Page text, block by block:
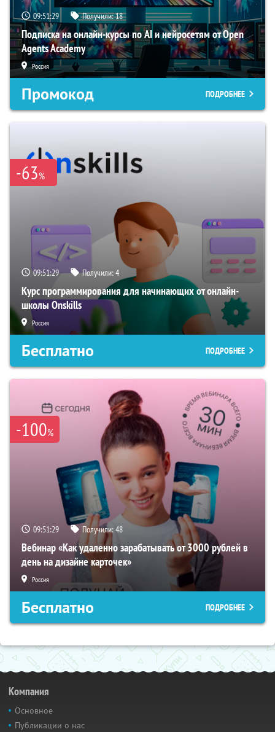
09:51:28 Получили:18
Подписка на онлайн-курсы по AI и нейросетям от Open
Agents Academy
Россия
Промокод ПОДРОБНЕЕ
-63%
09:51:28 Получили:4
Курс программирования для начинающих от онлайн-
школы Onskills
Россия
Бесплатно ПОДРОБНЕЕ
-100%
09:51:28 Получили:48
Вебинар «Как удаленно зарабатывать от 3000 рублей в
день на дизайне карточек»
Россия
Бесплатно ПОДРОБНЕЕ
Компания
Основное
Публикации о нас